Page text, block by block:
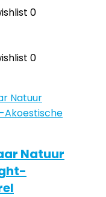
0
0
Natuur